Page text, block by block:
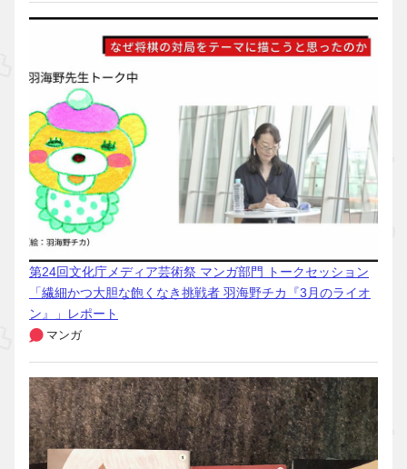
第24回文化庁メディア芸術祭 マンガ部門 トークセッション
「繊細かつ大胆な飽くなき挑戦者 羽海野チカ『3月のライオ
ン』」レポート
マンガ